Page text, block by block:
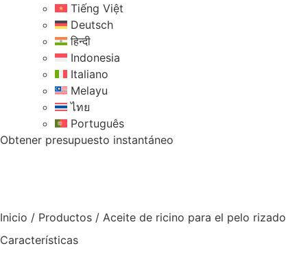
Tiếng Việt
Deutsch
हिन्दी
Indonesia
Italiano
Melayu
ไทย
Português
Obtener presupuesto instantáneo
Inicio / Productos / Aceite de ricino para el pelo rizado
Características